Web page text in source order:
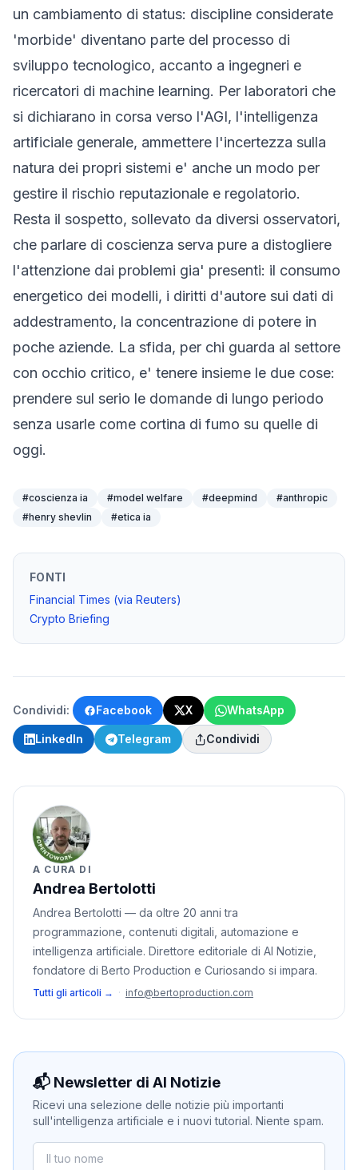
un cambiamento di status: discipline considerate
'morbide' diventano parte del processo di
sviluppo tecnologico, accanto a ingegneri e
ricercatori di machine learning. Per laboratori che
si dichiarano in corsa verso l'AGI, l'intelligenza
artificiale generale, ammettere l'incertezza sulla
natura dei propri sistemi e' anche un modo per
gestire il rischio reputazionale e regolatorio.
Resta il sospetto, sollevato da diversi osservatori,
che parlare di coscienza serva pure a distogliere
l'attenzione dai problemi gia' presenti: il consumo
energetico dei modelli, i diritti d'autore sui dati di
addestramento, la concentrazione di potere in
poche aziende. La sfida, per chi guarda al settore
con occhio critico, e' tenere insieme le due cose:
prendere sul serio le domande di lungo periodo
senza usarle come cortina di fumo su quelle di
oggi.
#coscienza ia #model welfare #deepmind #anthropic
#henry shevlin #etica ia
FONTI
Financial Times (via Reuters)
Crypto Briefing
Condividi: Facebook X WhatsApp
LinkedIn Telegram Condividi
A CURA DI
Andrea Bertolotti
Andrea Bertolotti — da oltre 20 anni tra
programmazione, contenuti digitali, automazione e
intelligenza artificiale. Direttore editoriale di AI Notizie,
fondatore di Berto Production e Curiosando si impara.
Tutti gli articoli → · info@bertoproduction.com
📬 Newsletter di AI Notizie
Ricevi una selezione delle notizie più importanti
sull'intelligenza artificiale e i nuovi tutorial. Niente spam.